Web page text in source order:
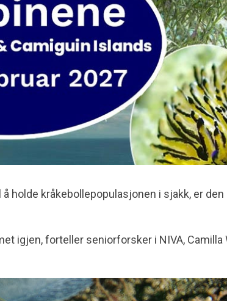
holde kråkebollepopulasjonen i sjakk, er den
igjen, forteller seniorforsker i NIVA, Camilla